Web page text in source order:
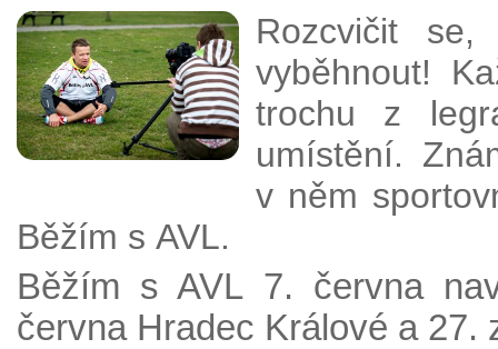
Rozcvičit
vyběhnout!
trochu z
umístění.
v něm
Běžím s AVL.
Běžím s AVL 7. června
června Hradec Králové a 27.